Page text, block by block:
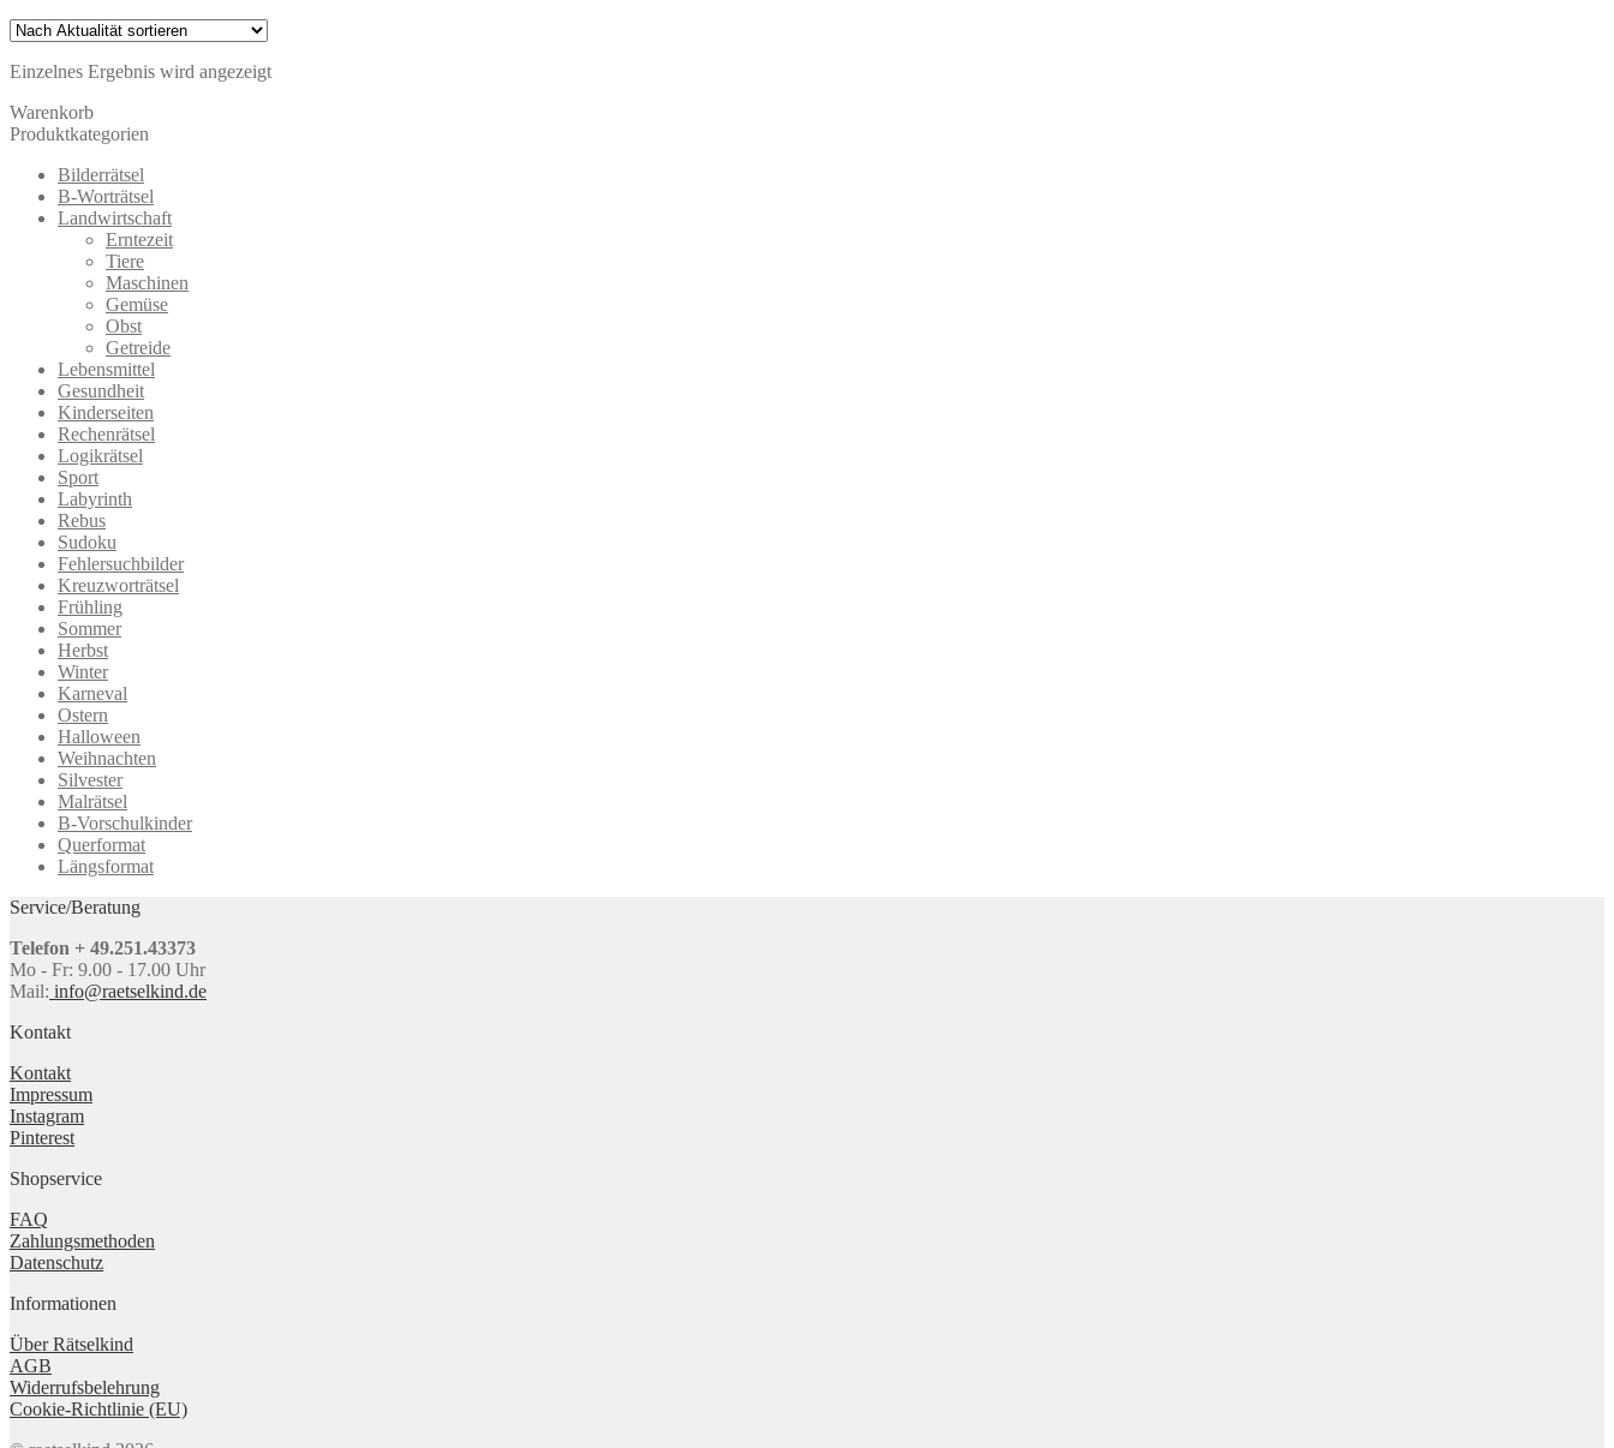
Einzelnes Ergebnis wird angezeigt
Warenkorb
Produktkategorien
Bilderrätsel
B-Worträtsel
Landwirtschaft
Erntezeit
Tiere
Maschinen
Gemüse
Obst
Getreide
Lebensmittel
Gesundheit
Kinderseiten
Rechenrätsel
Logikrätsel
Sport
Labyrinth
Rebus
Sudoku
Fehlersuchbilder
Kreuzworträtsel
Frühling
Sommer
Herbst
Winter
Karneval
Ostern
Halloween
Weihnachten
Silvester
Malrätsel
B-Vorschulkinder
Querformat
Längsformat
Service/Beratung
Telefon + 49.251.43373
Mo - Fr: 9.00 - 17.00 Uhr
Mail: info@raetselkind.de
Kontakt
Kontakt
Impressum
Instagram
Pinterest
Shopservice
FAQ
Zahlungsmethoden
Datenschutz
Informationen
Über Rätselkind
AGB
Widerrufsbelehrung
Cookie-Richtlinie (EU)